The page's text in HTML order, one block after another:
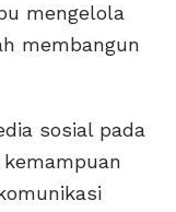
mengelola
membangun
sosial pada